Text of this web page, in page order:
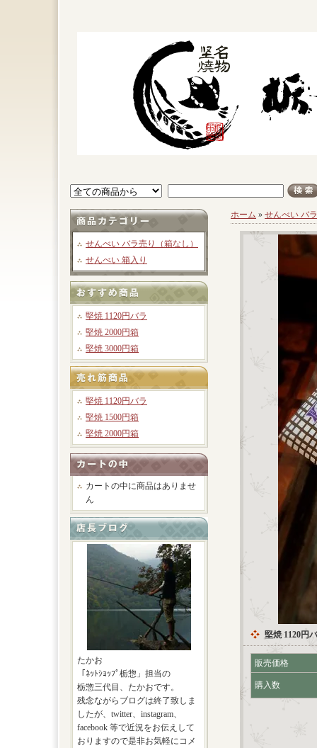
せんべい バラ売り（箱なし）
せんべい 箱入り
堅焼 1120円バラ
堅焼 2000円箱
堅焼 3000円箱
堅焼 1120円バラ
堅焼 1500円箱
堅焼 2000円箱
カートの中に商品はありませ
ん
たかお
「ﾈｯﾄｼｮｯﾌﾟ栃惣」担当の
栃惣三代目、たかおです。
残念ながらブログは終了致しま
したが、twitter、instagram、
facebook 等で近況をお伝えして
おりますので是非お気軽にコメ
ホーム » せんべい バ
堅焼 1120円
販売価格
購入数